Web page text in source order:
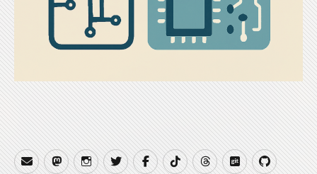
EmailMastodonInstagram
TwitterFacebook
TikTokThreadsGiteaGitHub